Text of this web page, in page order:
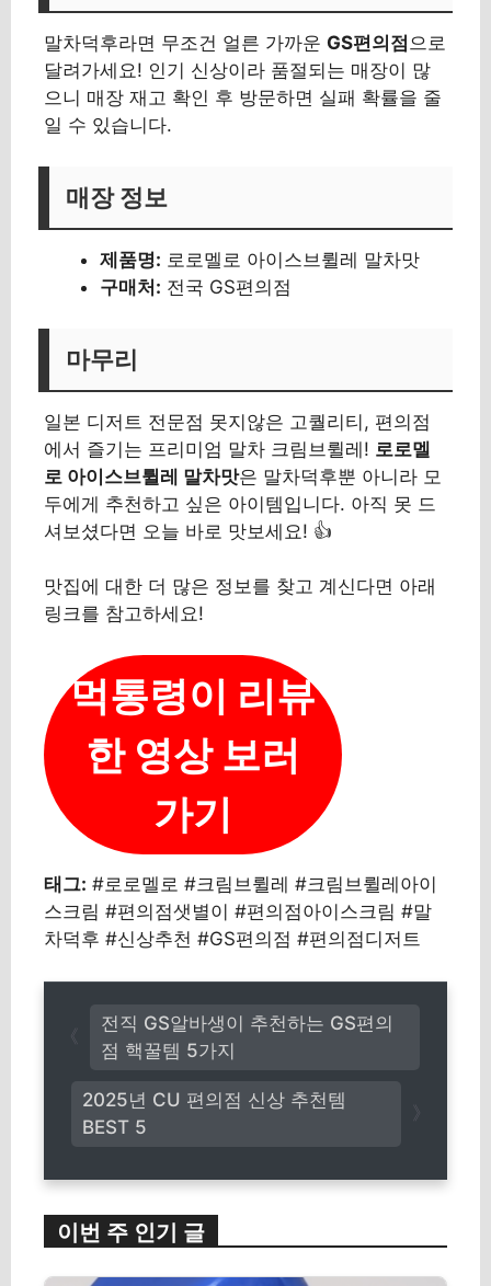
말차덕후라면 무조건 얼른 가까운 GS편의점 으로
달려가세요! 인기 신상이라 품절되는 매장이 많
으니 매장 재고 확인 후 방문하면 실패 확률을 줄
일 수 있습니다.
매장 정보
제품명: 로로멜로 아이스브륄레 말차맛
구매처: 전국 GS편의점
마무리
일본 디저트 전문점 못지않은 고퀄리티, 편의점
에서 즐기는 프리미엄 말차 크림브륄레! 로로멜
로 아이스브륄레 말차맛은 말차덕후뿐 아니라 모
두에게 추천하고 싶은 아이템입니다. 아직 못 드
셔보셨다면 오늘 바로 맛보세요! 👍
맛집에 대한 더 많은 정보를 찾고 계신다면 아래
링크를 참고하세요!
먹통령이 리뷰
한 영상 보러
가기
태그: #로로멜로 #크림브륄레 #크림브륄레아이
스크림 #편의점샛별이 #편의점아이스크림 #말
차덕후 #신상추천 #GS편의점 #편의점디저트
2025년 CU 편의점 신상 추천템
BEST 5
전직 GS알바생이 추천하는 GS편의
점 핵꿀템 5가지
이번 주 인기 글